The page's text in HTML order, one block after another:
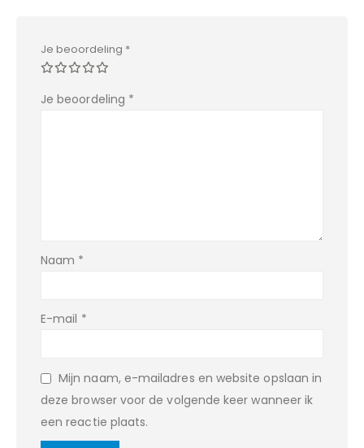
Je beoordeling *
Je beoordeling *
Naam *
E-mail *
Mijn naam, e-mailadres en website opslaan in
deze browser voor de volgende keer wanneer ik
een reactie plaats.